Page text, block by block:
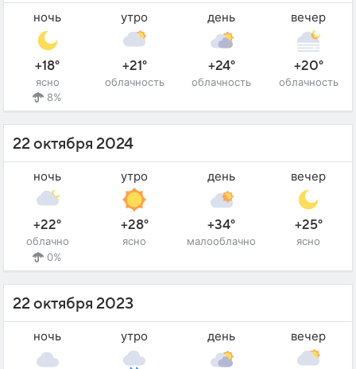
ночь
+18°
ясно
8%
утро
+21°
облачность
день
+24°
облачность
вечер
+20°
облачность
22 октября 2024
ночь
+22°
облачно
0%
утро
+28°
ясно
день
+34°
малооблачно
вечер
+25°
ясно
22 октября 2023
ночь утро день вечер